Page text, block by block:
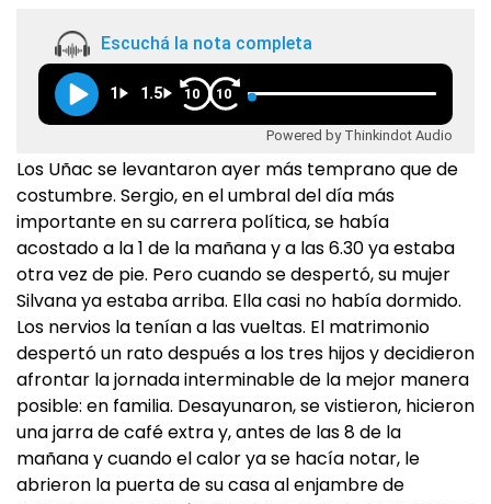
Escuchá la nota completa
1 1.5 10 10
Powered by Thinkindot Audio
Los Uñac se levantaron ayer más temprano que de
costumbre. Sergio, en el umbral del día más
importante en su carrera política, se había
acostado a la 1 de la mañana y a las 6.30 ya estaba
otra vez de pie. Pero cuando se despertó, su mujer
Silvana ya estaba arriba. Ella casi no había dormido.
Los nervios la tenían a las vueltas. El matrimonio
despertó un rato después a los tres hijos y decidieron
afrontar la jornada interminable de la mejor manera
posible: en familia. Desayunaron, se vistieron, hicieron
una jarra de café extra y, antes de las 8 de la
mañana y cuando el calor ya se hacía notar, le
abrieron la puerta de su casa al enjambre de